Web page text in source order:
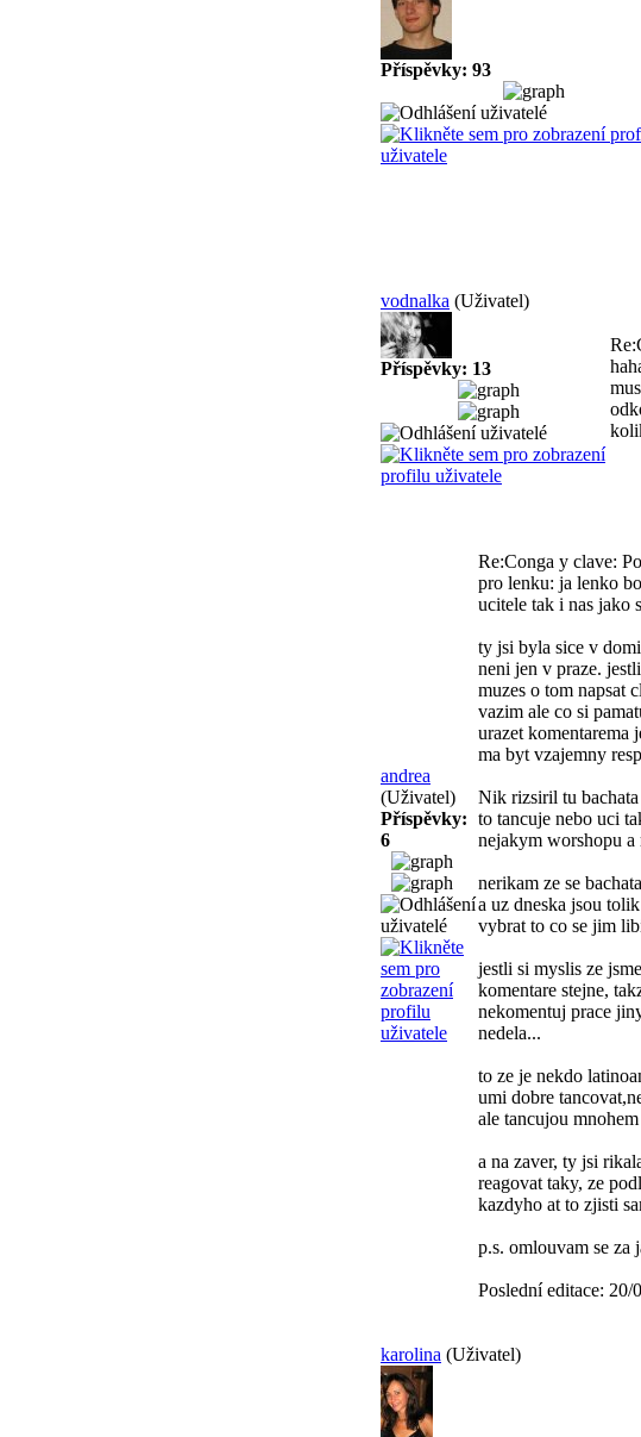
Příspěvky: 93
vodnalka (Uživatel)
Příspěvky: 13
andrea
(Uživatel)
Příspěvky:
6
Re:Conga y clave:
pro lenku: ja lenko
ucitele tak i nas jako
ty jsi byla sice v
neni jen v praze.
muzes o tom napsat
vazim ale co si
urazet komentarema
ma byt vzajemny
Nik rizsiril tu
to tancuje nebo uci
nejakym worshopu
nerikam ze se
a uz dneska jsou
vybrat to co se jim
jestli si myslis ze
komentare stejne,
nekomentuj prace
nedela...
to ze je nekdo
umi dobre
ale tancujou
a na zaver, ty jsi
reagovat taky, ze
kazdyho at to zjisti
p.s. omlouvam se za
Poslední editace: 20/
karolina (Uživatel)